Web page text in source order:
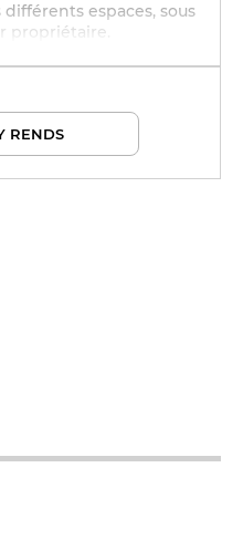
espaces, sous
propriétaire.
RENDS